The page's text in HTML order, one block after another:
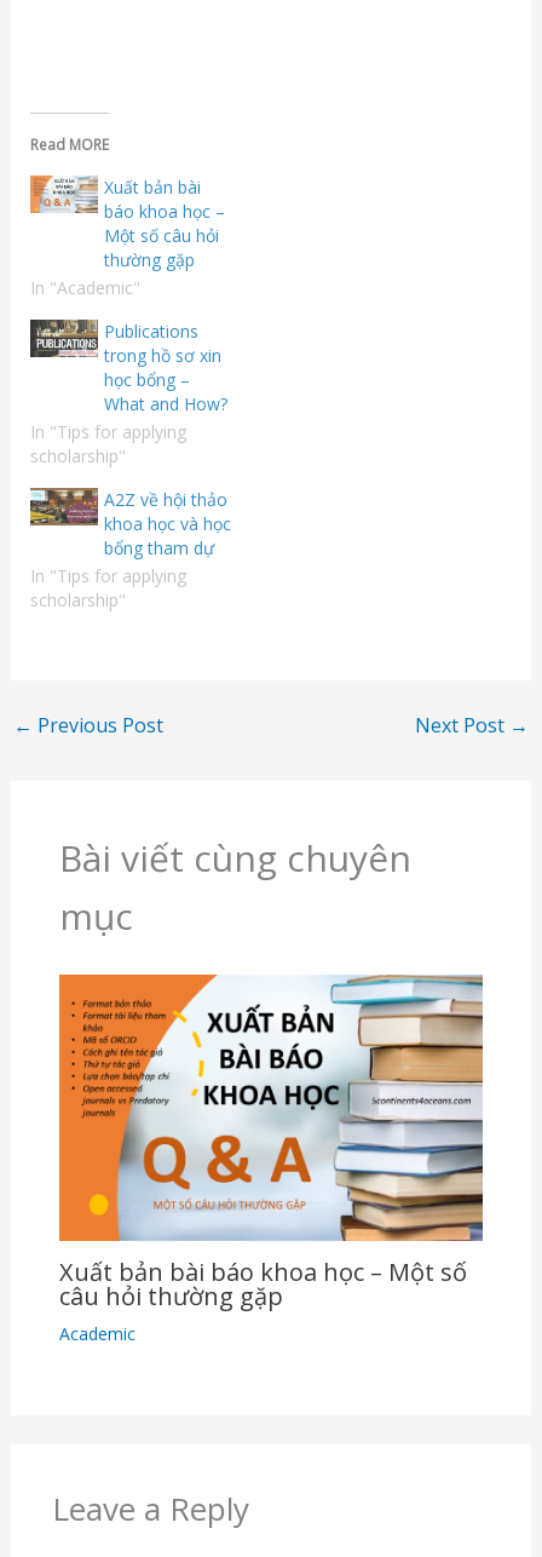
Read MORE
Xuất bản bài
báo khoa học –
Một số câu hỏi
thường gặp
In "Academic"
Publications
trong hồ sơ xin
học bổng –
What and How?
In "Tips for applying
scholarship"
A2Z về hội thảo
khoa học và học
bổng tham dự
In "Tips for applying
scholarship"
← Previous Post Next Post →
Bài viết cùng chuyên
mục
Xuất bản bài báo khoa học – Một số
câu hỏi thường gặp
Academic
Leave a Reply